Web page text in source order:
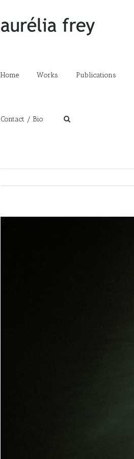
Home Works Publications
Contact / Bio